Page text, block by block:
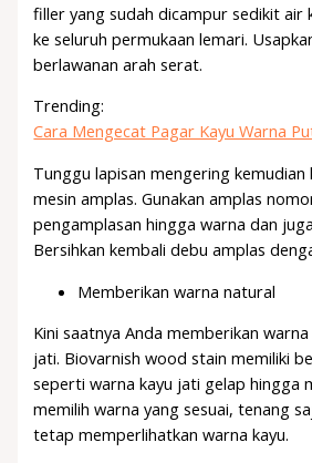
filler yang sudah dicampur sedikit air
ke seluruh permukaan lemari.
berlawanan arah serat.
Trending:
Cara Mengecat Pagar Kayu Warna
Tunggu lapisan mengering kemudian
mesin amplas. Gunakan amplas
pengamplasan hingga warna dan
Bersihkan kembali debu amplas
Memberikan warna natural
Kini saatnya Anda memberikan
jati. Biovarnish wood stain memiliki
seperti warna kayu jati gelap hingga
memilih warna yang sesuai, tenang
tetap memperlihatkan warna kayu.